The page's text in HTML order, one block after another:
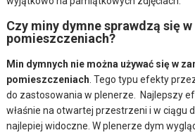
Czy miny dymne sprawdzą się
pomieszczeniach?
Min dymnych nie można używać się w
pomieszczeniach . Tego typu efekty
do zastosowania w plenerze. Najlepszy
właśnie na otwartej przestrzeni i w ciągu
najlepiej widoczne. W plenerze dym